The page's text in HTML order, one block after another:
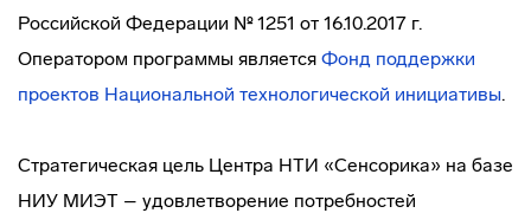
Российской Федерации № 1251 от 16.10.2017 г.
Оператором программы является Фонд поддержки
проектов Национальной технологической инициативы.
Стратегическая цель Центра НТИ «Сенсорика» на базе
НИУ МИЭТ – удовлетворение потребностей